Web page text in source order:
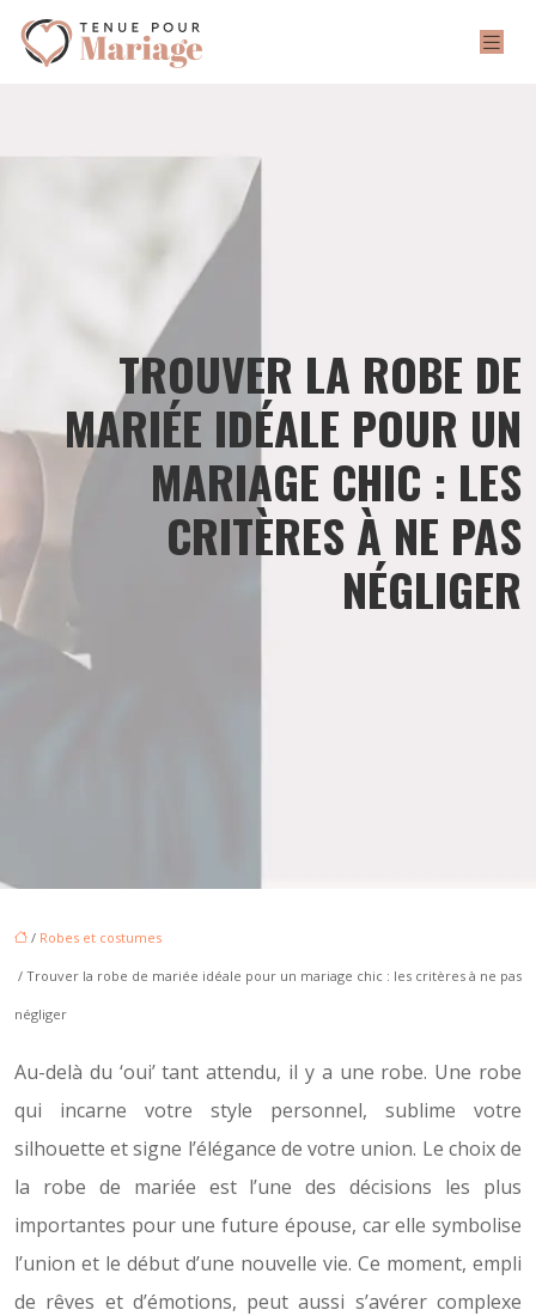
TROUVER LA ROBE DE
MARIÉE IDÉALE POUR UN
MARIAGE CHIC : LES
CRITÈRES À NE PAS
NÉGLIGER
/ Robes et costumes
/ Trouver la robe de mariée idéale pour un mariage chic : les critères à ne pas
négliger
Au-delà du ‘oui’ tant attendu, il y a une robe. Une robe
qui incarne votre style personnel, sublime votre
silhouette et signe l’élégance de votre union. Le choix de
la robe de mariée est l’une des décisions les plus
importantes pour une future épouse, car elle symbolise
l’union et le début d’une nouvelle vie. Ce moment, empli
de rêves et d’émotions, peut aussi s’avérer complexe